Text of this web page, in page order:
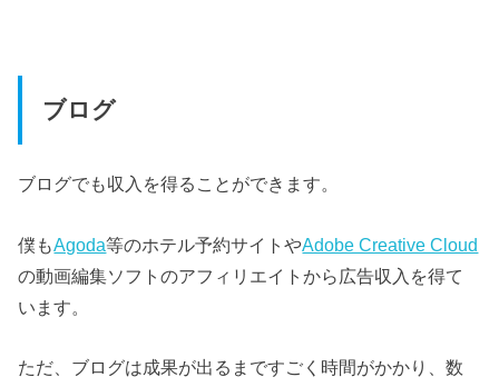
ブログ
ブログでも収入を得ることができます。
僕もAgoda等のホテル予約サイトやAdobe Creative Cloud
の動画編集ソフトのアフィリエイトから広告収入を得て
います。
ただ、ブログは成果が出るまですごく時間がかかり、数